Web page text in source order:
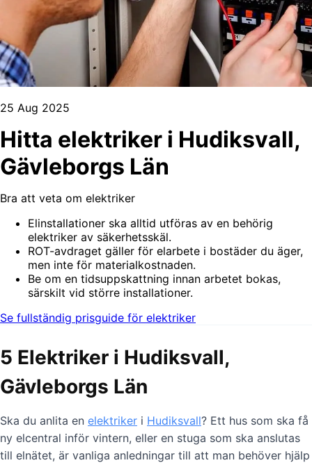
25 Aug 2025
Hitta elektriker i Hudiksvall,
Gävleborgs Län
Bra att veta om elektriker
Elinstallationer ska alltid utföras av en behörig
elektriker av säkerhetsskäl.
ROT-avdraget gäller för elarbete i bostäder du äger,
men inte för materialkostnaden.
Be om en tidsuppskattning innan arbetet bokas,
särskilt vid större installationer.
Se fullständig prisguide för elektriker
5 Elektriker i Hudiksvall,
Gävleborgs Län
Ska du anlita en elektriker i Hudiksvall? Ett hus som ska få
ny elcentral inför vintern, eller en stuga som ska anslutas
till elnätet, är vanliga anledningar till att man behöver hjälp